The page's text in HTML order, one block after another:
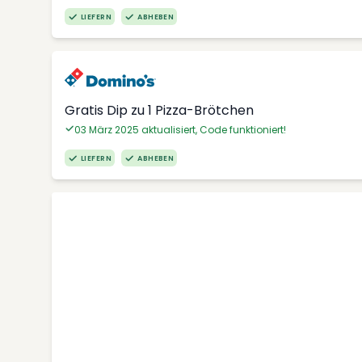
LIEFERN ABHEBEN
Gratis Dip zu 1 Pizza-Brötchen
03 März 2025 aktualisiert, Code funktioniert!
LIEFERN ABHEBEN